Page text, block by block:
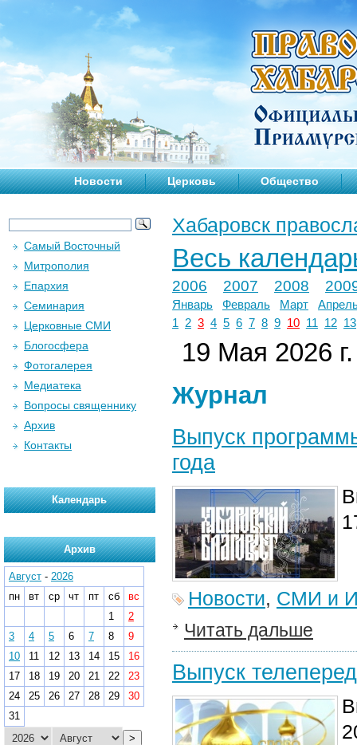
Новости Церковь Общество
Хабаровск
Весь
2006 2007 2008
Январь Февраль Март
1
2 3 4 5 6 7 8 9 10 11 12 13
19 Мая 2026 г.
Журнал
Выпуск
года
Новости, СМИ и
Читать дальше
Выпуск
Самый Восточный
Митрополия
Епархия
Семинария
Церковные СМИ
Блогосфера
Фотогалерея
Медиатека
Вопросы священнику
Архив
Контакты
Календарь
Архив
Август - 2026
пн
вт ср чт пт сб
вс
1
2
3
4 5 6 7 8
9
10
11 12 13 14 15
16
17
18 19 20 21 22
23
24
25 26 27 28 29
30
31
>